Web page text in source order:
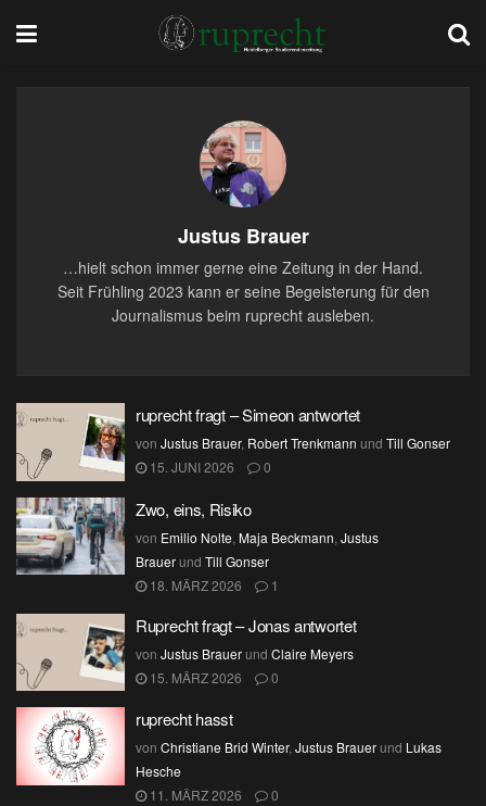
Justus Brauer
…hielt schon immer gerne eine Zeitung in der Hand.
Seit Frühling 2023 kann er seine Begeisterung für den
Journalismus beim ruprecht ausleben.
ruprecht fragt – Simeon antwortet
von Justus Brauer, Robert Trenkmann und Till Gonser
15. JUNI 2026
0
Zwo, eins, Risiko
von Emilio Nolte, Maja Beckmann, Justus
Brauerund Till Gonser
18. MÄRZ 2026
1
Ruprecht fragt – Jonas antwortet
von Justus Brauerund Claire Meyers
15. MÄRZ 2026
0
ruprecht hasst
von Christiane Brid Winter, Justus Brauerund Lukas
Hesche
11. MÄRZ 2026
0